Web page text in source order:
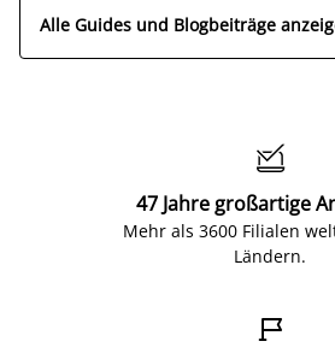
Alle Guides und Blogbeiträge

47 Jahre großartige
Mehr als 3600 Filialen
Ländern.
